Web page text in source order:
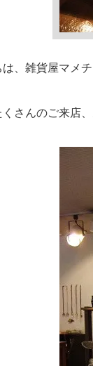
は、雑貨屋マメ
さんのご来店